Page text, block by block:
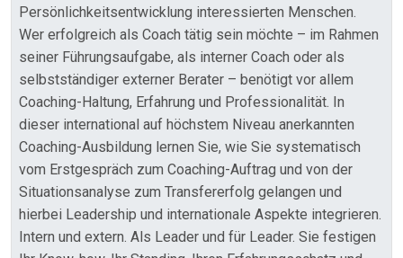
Persönlichkeitsentwicklung interessierten Menschen.
Wer erfolgreich als Coach tätig sein möchte – im Rahmen
seiner Führungsaufgabe, als interner Coach oder als
selbstständiger externer Berater – benötigt vor allem
Coaching-Haltung, Erfahrung und Professionalität. In
dieser international auf höchstem Niveau anerkannten
Coaching-Ausbildung lernen Sie, wie Sie systematisch
vom Erstgespräch zum Coaching-Auftrag und von der
Situationsanalyse zum Transfererfolg gelangen und
hierbei Leadership und internationale Aspekte integrieren.
Intern und extern. Als Leader und für Leader. Sie festigen